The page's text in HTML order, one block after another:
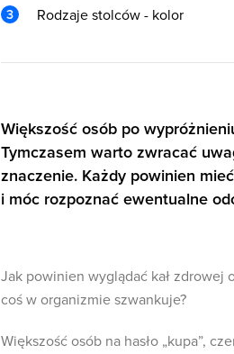
Rodzaje stolców - kolor
Większość osób po
Tymczasem warto zwracać
znaczenie. Każdy powinien
i móc rozpoznać ewentualne
Jak powinien wyglądać kał zdrowej
coś w organizmie szwankuje?
Większość osób na hasło „kupa”,